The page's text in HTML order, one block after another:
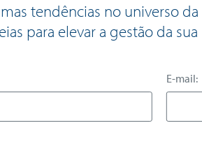
tendências no universo
para elevar a gestão da
E-mail: